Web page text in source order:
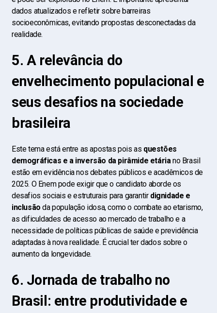
dados atualizados e refletir sobre barreiras
socioeconômicas, evitando propostas desconectadas da
realidade.
5. A relevância do
envelhecimento populacional e
seus desafios na sociedade
brasileira
Este tema está entre as apostas pois as questões
demográficas e a inversão da pirâmide etáriano Brasil
estão em evidência nos debates públicos e acadêmicos de
2025. O Enem pode exigir que o candidato aborde os
desafios sociais e estruturais para garantir dignidade e
inclusão da população idosa, como o combate ao etarismo,
as dificuldades de acesso ao mercado de trabalho e a
necessidade de políticas públicas de saúde e previdência
adaptadas à nova realidade. É crucial ter dados sobre o
aumento da longevidade.
6. Jornada de trabalho no
Brasil: entre produtividade e